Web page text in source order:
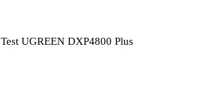
Test UGREEN DXP4800 Plus